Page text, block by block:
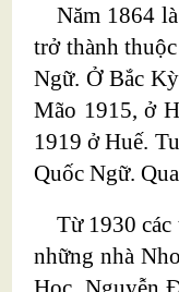
Năm 1864
trở thành
Ngữ. Ở Bắc
Mão 1915, ở
1919 ở Huế.
Quốc Ngữ.
Từ 1930
những nhà